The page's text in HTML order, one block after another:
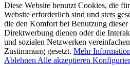
Diese Website benutzt Cookies, die
Website erforderlich sind und stets
die den Komfort bei Benutzung dieser
Direktwerbung dienen oder die
und sozialen Netzwerken
Zustimmung gesetzt. Mehr
Ablehnen Alle akzeptieren